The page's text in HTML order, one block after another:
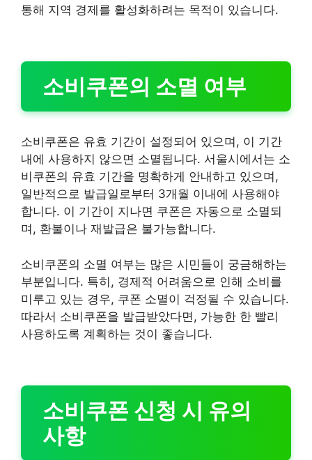
통해 지역 경제를 활성화하려는 목적이 있습니다.
소비쿠폰의 소멸 여부
소비쿠폰은 유효 기간이 설정되어 있으며, 이 기간
내에 사용하지 않으면 소멸됩니다. 서울시에서는 소
비쿠폰의 유효 기간을 명확하게 안내하고 있으며,
일반적으로 발급일로부터 3개월 이내에 사용해야
합니다. 이 기간이 지나면 쿠폰은 자동으로 소멸되
며, 환불이나 재발급은 불가능합니다.
소비쿠폰의 소멸 여부는 많은 시민들이 궁금해하는
부분입니다. 특히, 경제적 어려움으로 인해 소비를
미루고 있는 경우, 쿠폰 소멸이 걱정될 수 있습니다.
따라서 소비쿠폰을 발급받았다면, 가능한 한 빨리
사용하도록 계획하는 것이 좋습니다.
소비쿠폰 신청 시 유의
사항